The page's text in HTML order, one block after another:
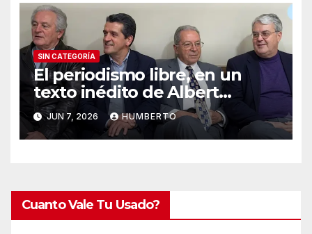
SIN CATEGORÍA
El periodismo libre, en un
texto inédito de Albert
Camus
JUN 7, 2026 HUMBERTO
Cuanto Vale Tu Usado?